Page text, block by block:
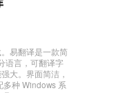
易翻译是一款简
语言，可翻译字
大。界面简洁，
种 Windows 系